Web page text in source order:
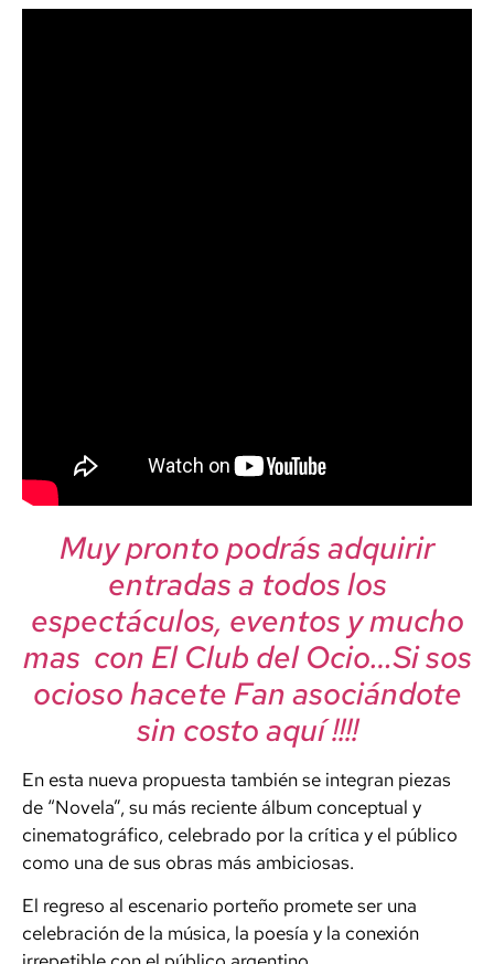
Muy pronto podrás adquirir
entradas a todos los
espectáculos, eventos y mucho
mas con El Club del Ocio…Si sos
ocioso hacete Fan asociándote
sin costo aquí !!!!
En esta nueva propuesta también se integran piezas
de “Novela”, su más reciente álbum conceptual y
cinematográfico, celebrado por la crítica y el público
como una de sus obras más ambiciosas.
El regreso al escenario porteño promete ser una
celebración de la música, la poesía y la conexión